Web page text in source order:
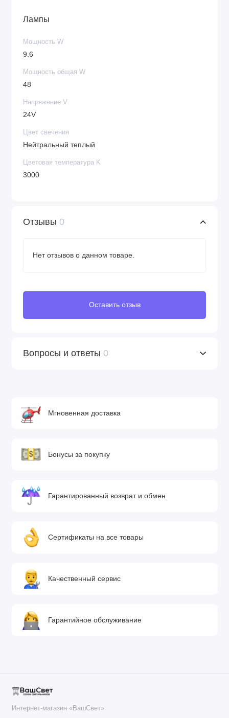
Лампы
Мощность W
9.6
Мощность общая W
48
Напряжение V
24V
Цвет свечения
Нейтральный теплый
Цветовая температура K
3000
Отзывы 0
Нет отзывов о данном товаре.
Оставить отзыв
Вопросы и ответы 0
Мгновенная доставка
Бонусы за покупку
Гарантированный возврат и обмен
Сертификаты на все товары
Качественный сервис
Гарантийное обслуживание
Интернет-магазин «ВашСвет»